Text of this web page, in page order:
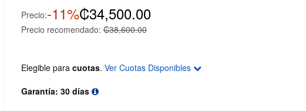
Precio:-11%₡34,500.00
Precio recomendado: ₡38,600.00
Elegible para cuotas. Ver Cuotas Disponibles
Garantía: 30 días